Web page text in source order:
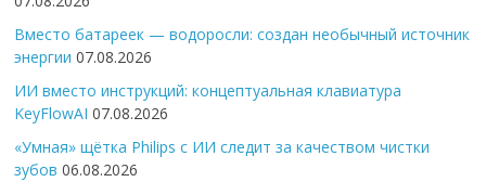
Вместо батареек — водоросли: создан необычный источник
энергии 07.08.2026
ИИ вместо инструкций: концептуальная клавиатура
KeyFlowAI 07.08.2026
«Умная» щётка Philips с ИИ следит за качеством чистки
зубов 06.08.2026